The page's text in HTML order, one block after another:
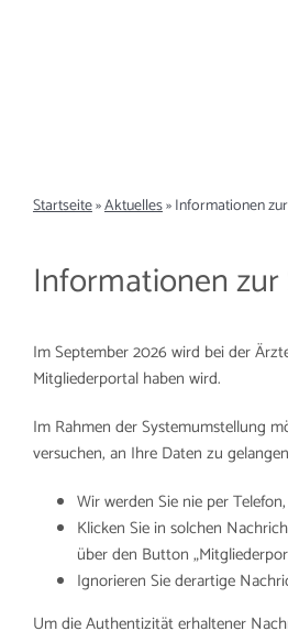
Startseite»Aktuelles»Informationen
Informationen
Im September 2026 wird bei der
Mitgliederportal haben wird.
Im Rahmen der Systemumstellung
versuchen, an Ihre Daten zu
Wir werden Sie nie per
Klicken Sie in solchen
über den Button
Ignorieren Sie derartige
Um die Authentizität erhaltener